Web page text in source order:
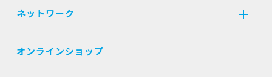
ネットワーク
オンラインショップ